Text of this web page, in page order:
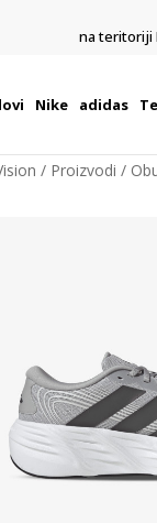
na teritoriji
Nike adidas
Proizvodi